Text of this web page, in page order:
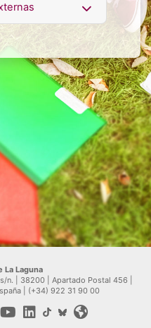
La Laguna
n. | 38200 | Apartado Postal 456 |
| (+34) 922 31 90 00